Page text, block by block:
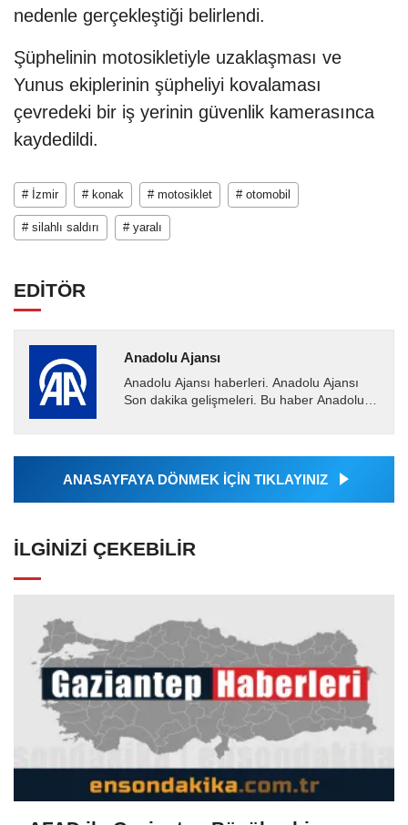
nedenle gerçekleştiği belirlendi.
Şüphelinin motosikletiyle uzaklaşması ve
Yunus ekiplerinin şüpheliyi kovalaması
çevredeki bir iş yerinin güvenlik kamerasınca
kaydedildi.
# İzmir # konak # motosiklet # otomobil
# silahlı saldırı # yaralı
EDİTÖR
Anadolu Ajansı
Anadolu Ajansı haberleri. Anadolu Ajansı
Son dakika gelişmeleri. Bu haber Anadolu
Ajansı tarafından...
ANASAYFAYA DÖNMEK İÇİN TIKLAYINIZ
İLGINIZI ÇEKEBILIR